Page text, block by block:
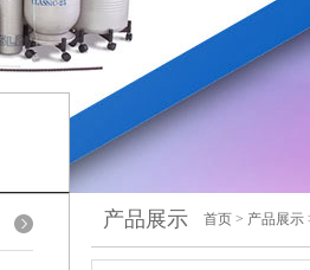
产品展示 首页 > 产品展示